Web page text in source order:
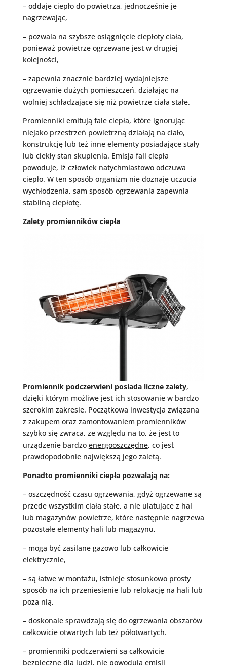
– oddaje ciepło do powietrza, jednocześnie je
nagrzewając,
– pozwala na szybsze osiągnięcie ciepłoty ciała,
ponieważ powietrze ogrzewane jest w drugiej
kolejności,
– zapewnia znacznie bardziej wydajniejsze
ogrzewanie dużych pomieszczeń, działając na
wolniej schładzające się niż powietrze ciała stałe.
Promienniki emitują fale ciepła, które ignorując
niejako przestrzeń powietrzną działają na ciało,
konstrukcję lub też inne elementy posiadające stały
lub ciekły stan skupienia. Emisja fali ciepła
powoduje, iż człowiek natychmiastowo odczuwa
ciepło. W ten sposób organizm nie doznaje uczucia
wychłodzenia, sam sposób ogrzewania zapewnia
stabilną ciepłotę.
Zalety promienników ciepła
Promiennik podczerwieni posiada liczne zalety,
dzięki którym możliwe jest ich stosowanie w bardzo
szerokim zakresie. Początkowa inwestycja związana
z zakupem oraz zamontowaniem promienników
szybko się zwraca, ze względu na to, że jest to
urządzenie bardzo energooszczędne, co jest
prawdopodobnie największą jego zaletą.
Ponadto promienniki ciepła pozwalają na:
– oszczędność czasu ogrzewania, gdyż ogrzewane są
przede wszystkim ciała stałe, a nie ulatujące z hal
lub magazynów powietrze, które następnie nagrzewa
pozostałe elementy hali lub magazynu,
– mogą być zasilane gazowo lub całkowicie
elektrycznie,
– są łatwe w montażu, istnieje stosunkowo prosty
sposób na ich przeniesienie lub relokację na hali lub
poza nią,
– doskonale sprawdzają się do ogrzewania obszarów
całkowicie otwartych lub też półotwartych.
– promienniki podczerwieni są całkowicie
bezpieczne dla ludzi, nie powodują emisji